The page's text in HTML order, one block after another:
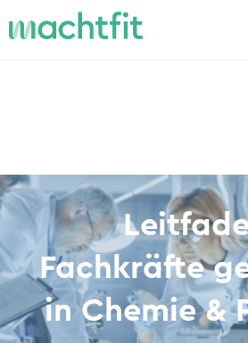
Fachkräfte
in Chemie &